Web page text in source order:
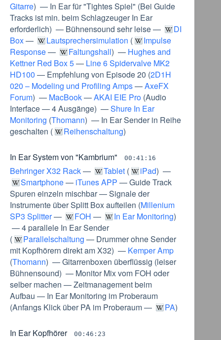
Gitarre) — In Ear für "Tightes Spiel" (Bei Guide
Tracks ist min. beim Schlagzeuger In Ear
erforderlich) — Bühnensound sehr leise—
DI
Box— Lautsprechersimulation (
Impulse
Response— Faltungshall) — Hughes and
Kettner Red Box 5— Line 6 Spidervalve MK2
HD100 — Empfehlung von Episode 20 (2D1H
020 – Modeling und Profiling Amps—AxeFX
Forum) — MacBook—AKAI EIE Pro (Audio
Interface—4 Ausgänge) —Shure In Ear
Monitoring (Thomann) — In Ear Sender in Reihe
geschalten ( Reihenschaltung)
In Ear System von "Kambrium" 00:41:16
Behringer X32 Rack— Tablet ( iPad) —
Smartphone— iTunes APP —Guide Track
Spuren einzeln mischbar—Signale der
Instrumente über Splitt Box aufteilen (Millenium
SP3 Splitter— FOH — In Ear Monitoring)
—4 parallele In Ear Sender
(
Parallelschaltung — Drummer ohne Sender
mit Kopfhörern direkt am X32) — Kemper Amp
(Thomann) —Gitarrenboxen überflüssig (leiser
Bühnensound) — Monitor Mix vom FOH oder
selber machen —Zeitmanagement beim
Aufbau — In Ear Monitoring im Proberaum
(Anfangs Klick über PA im Proberaum— PA)
In Ear Kopfhörer 00:46:23